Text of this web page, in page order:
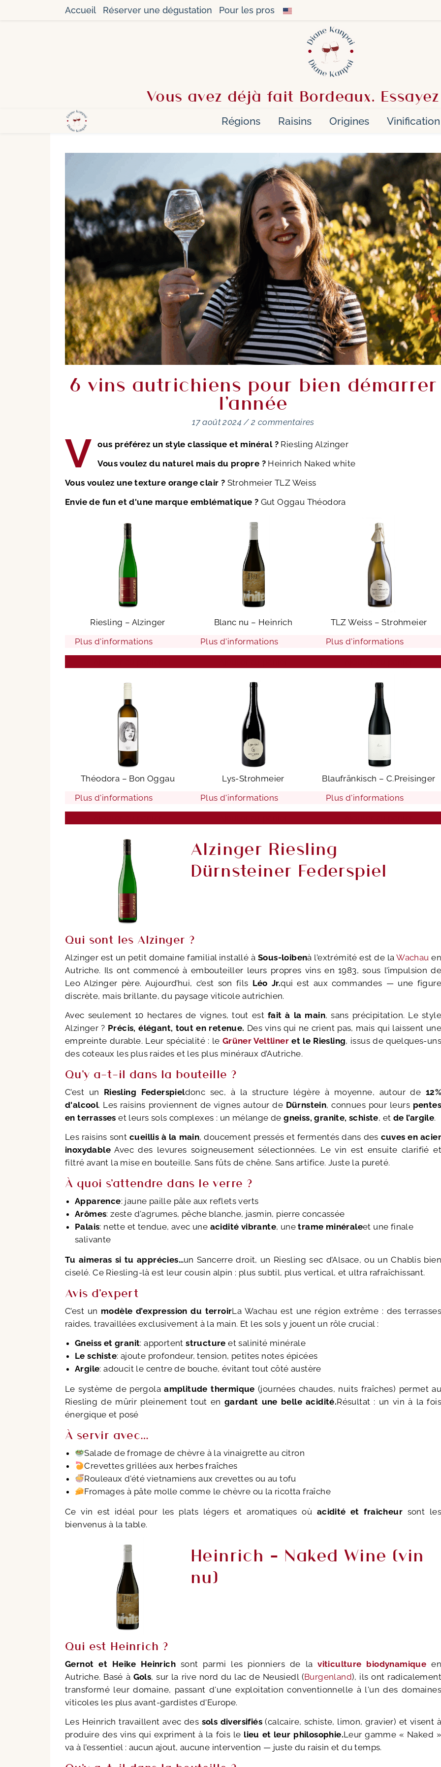
Accueil Réserver une dégustation Pour les pros
Vous avez déjà fait Bordeaux.
Régions Raisins Origines Vinification
6 vins autrichiens pour bien démarrer
l'année
17 août 2024 / 2 commentaires
V ous préférez un style classique et minéral ? Riesling Alzinger
Vous voulez du naturel mais du propre ? Heinrich Naked white
Vous voulez une texture orange clair ? Strohmeier TLZ Weiss
Envie de fun et d'une marque emblématique ? Gut Oggau Théodora
Riesling – Alzinger
Plus d'informations
Blanc nu – Heinrich
Plus d'informations
TLZ Weiss – Strohmeier
Plus d'informations
Théodora – Bon Oggau
Plus d'informations
Lys-Strohmeier
Plus d'informations
Blaufränkisch – C.Preisinger
Plus d'informations
Alzinger Riesling
Dürnsteiner Federspiel
Qui sont les Alzinger ?
Alzinger est un petit domaine familial installé à Sous-loibenà l’extrémité est de laWachau en
Autriche. Ils ont commencé à embouteiller leurs propres vins en 1983, sous l’impulsion de
Leo Alzinger père. Aujourd’hui, c’est son fils Léo Jr.qui est aux commandes — une figure
discrète, mais brillante, du paysage viticole autrichien.
Avec seulement 10 hectares de vignes, tout est fait à la main, sans précipitation. Le style
Alzinger ? Précis, élégant, tout en retenue. Des vins qui ne crient pas, mais qui laissent une
empreinte durable. Leur spécialité : le Grüner Veltliner et le Riesling, issus de quelques-uns
des coteaux les plus raides et les plus minéraux d’Autriche.
Qu'y a-t-il dans la bouteille ?
C’est un Riesling Federspieldonc sec, à la structure légère à moyenne, autour de 12%
d'alcool. Les raisins proviennent de vignes autour de Dürnstein, connues pour leurs pentes
en terrasses et leurs sols complexes : un mélange degneiss, granite, schiste, et de l’argile.
Les raisins sont cueillis à la main, doucement pressés et fermentés dans des cuves en acier
inoxydable Avec des levures soigneusement sélectionnées. Le vin est ensuite clarifié et
filtré avant la mise en bouteille. Sans fûts de chêne. Sans artifice. Juste la pureté.
À quoi s'attendre dans le verre ?
Apparence: jaune paille pâle aux reflets verts
Arômes: zeste d'agrumes, pêche blanche, jasmin, pierre concassée
Palais: nette et tendue, avec une acidité vibrante, unetrame minéraleet une finale
salivante
Tu aimeras si tu apprécies…un Sancerre droit, un Riesling sec d’Alsace, ou un Chablis bien
ciselé. Ce Riesling-là est leur cousin alpin : plus subtil, plus vertical, et ultra rafraîchissant.
Avis d'expert
C’est un modèle d’expression du terroirLa Wachau est une région extrême : des terrasses
raides, travaillées exclusivement à la main. Et les sols y jouent un rôle crucial :
Gneiss et granit: apportentstructure et salinité minérale
Le schiste: ajoute profondeur, tension, petites notes épicées
Argile: adoucit le centre de bouche, évitant tout côté austère
Le système de pergolaamplitude thermique (journées chaudes, nuits fraîches) permet au
Riesling de mûrir pleinement tout en gardant une belle acidité.Résultat : un vin à la fois
énergique et posé
À servir avec…
Salade de fromage de chèvre à la vinaigrette au citron
Crevettes grillées aux herbes fraîches
Rouleaux d'été vietnamiens aux crevettes ou au tofu
Fromages à pâte molle comme le chèvre ou la ricotta fraîche
Ce vin est idéal pour les plats légers et aromatiques où acidité et fraîcheur sont les
bienvenus à la table.
Heinrich – Naked Wine (vin
nu)
Qui est Heinrich ?
Gernot et Heike Heinrich sont parmi les pionniers de laviticulture biodynamique en
Autriche. Basé à Gols, sur la rive nord du lac de Neusiedl (Burgenland), ils ont radicalement
transformé leur domaine, passant d'une exploitation conventionnelle à l'un des domaines
viticoles les plus avant-gardistes d'Europe.
Les Heinrich travaillent avec des sols diversifiés(calcaire, schiste, limon, gravier) et visent à
produire des vins qui expriment à la fois le lieu et leur philosophie.Leur gamme « Naked »
va à l’essentiel : aucun ajout, aucune intervention — juste du raisin et du temps.